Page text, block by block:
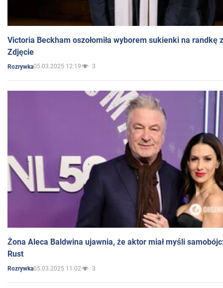
Victoria Beckham oszołomiła wyborem sukienki na randkę
Zdjęcie
Rozrywka05.03.2025 12:19 3
Żona Aleca Baldwina ujawnia, że aktor miał myśli
Rust
Rozrywka05.03.2025 11:02 3